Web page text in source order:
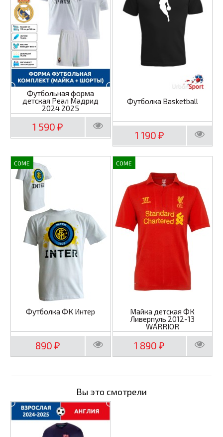
Футбольная форма
детская Реал Мадрид
2024 2025
1 590 ₽
Футболка Basketball
1 190 ₽
COME
Футболка ФК Интер
890 ₽
COME
Майка детская ФК
Ливерпуль 2012-13
WARRIOR
1 890₽
Вы это смотрели